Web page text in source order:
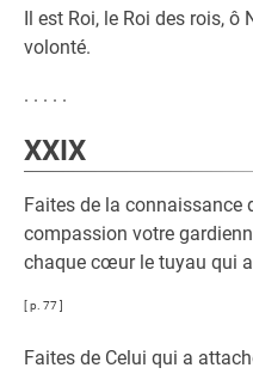
Il est Roi, le Roi des rois,
volonté.
. . . . .
XXIX
Faites de la connaissance
compassion votre
chaque cœur le tuyau qui
[ p. 77 ]
Faites de Celui qui a